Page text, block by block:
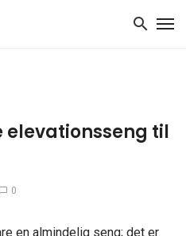
elevationsseng til
0
en almindelig seng; det er